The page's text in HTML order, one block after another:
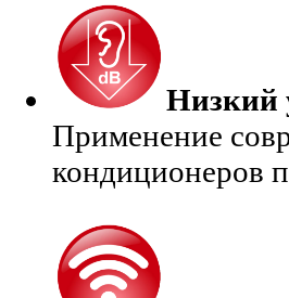
Низкий
Применение
кондиционеров